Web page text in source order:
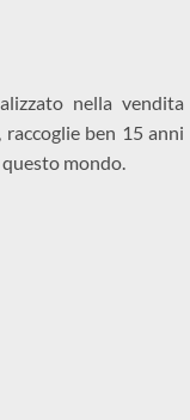
nella vendita
raccoglie ben 15 anni
mondo.